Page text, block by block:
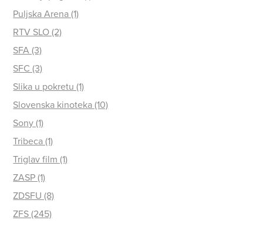
Puljska Arena (1)
RTV SLO (2)
SFA (3)
SFC (3)
Slika u pokretu (1)
Slovenska kinoteka (10)
Sony (1)
Tribeca (1)
Triglav film (1)
ZASP (1)
ZDSFU (8)
ZFS (245)